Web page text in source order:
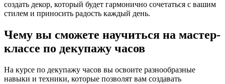
создать декор, который будет гармонично сочетаться с вашим
стилем и приносить радость каждый день.
Чему вы сможете научиться на мастер-
классе по декупажу часов
На курсе по декупажу часов вы освоите разнообразные
навыки и техники, которые позволят вам создавать